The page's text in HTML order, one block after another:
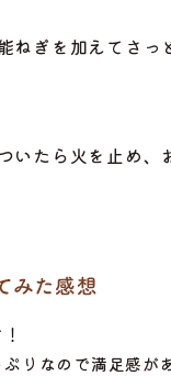
ねぎを加えてさ
たら火を止め、
りなので満足感が